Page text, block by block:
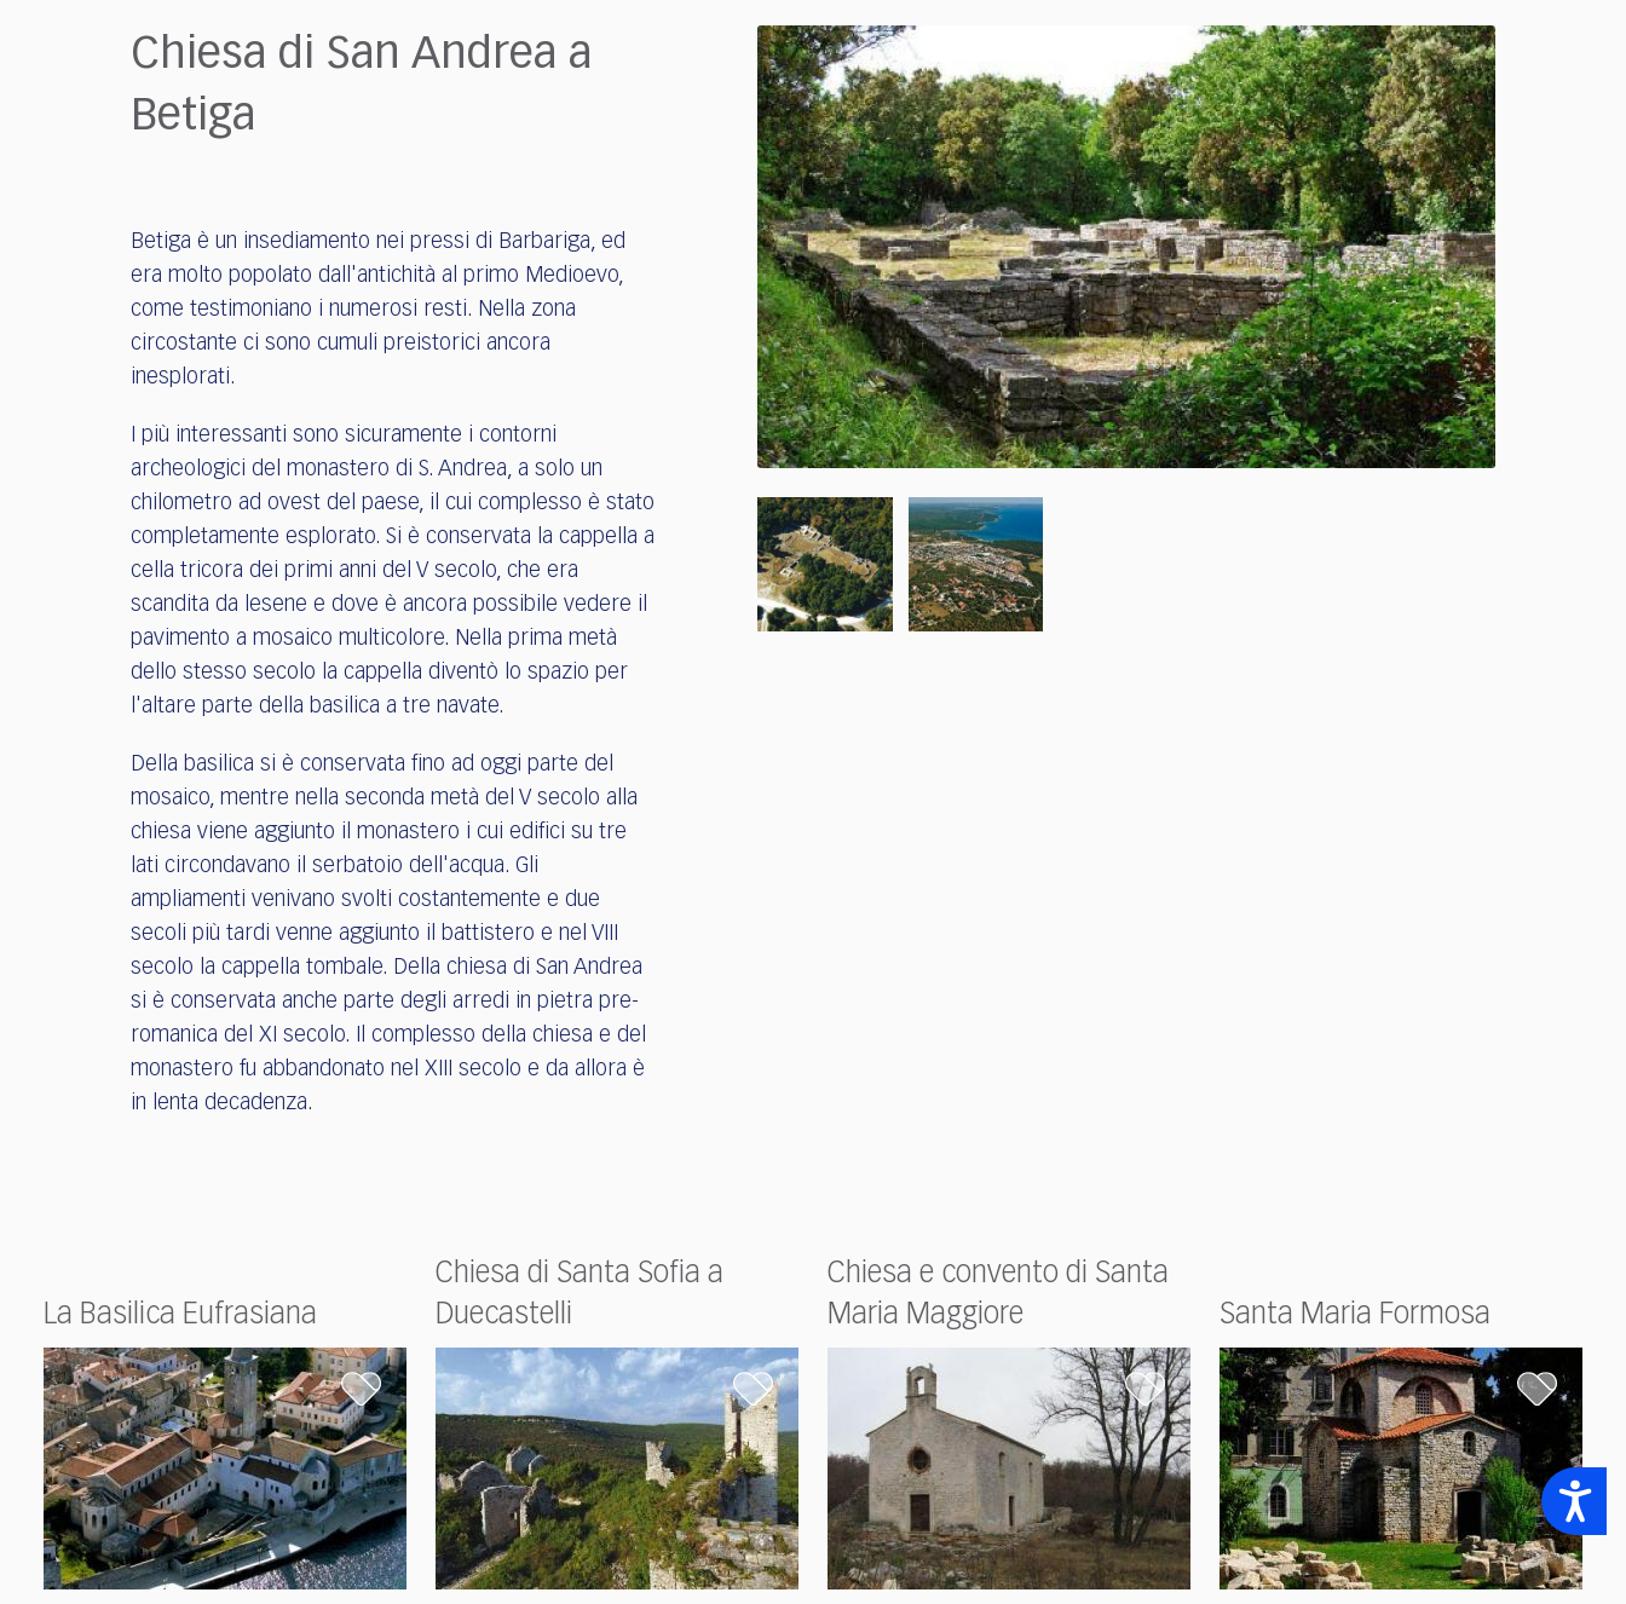
Accessibility
Chiesa di San Andrea a
Betiga
Betiga è un insediamento nei pressi di Barbariga, ed
era molto popolato dall'antichità al primo Medioevo,
come testimoniano i numerosi resti. Nella zona
circostante ci sono cumuli preistorici ancora
inesplorati.
I più interessanti sono sicuramente i contorni
archeologici del monastero di S. Andrea, a solo un
chilometro ad ovest del paese, il cui complesso è stato
completamente esplorato. Si è conservata la cappella a
cella tricora dei primi anni del V secolo, che era
scandita da lesene e dove è ancora possibile vedere il
pavimento a mosaico multicolore. Nella prima metà
dello stesso secolo la cappella diventò lo spazio per
l'altare parte della basilica a tre navate.
Della basilica si è conservata fino ad oggi parte del
mosaico, mentre nella seconda metà del V secolo alla
chiesa viene aggiunto il monastero i cui edifici su tre
lati circondavano il serbatoio dell'acqua. Gli
ampliamenti venivano svolti costantemente e due
secoli più tardi venne aggiunto il battistero e nel VIII
secolo la cappella tombale. Della chiesa di San Andrea
si è conservata anche parte degli arredi in pietra pre-
romanica del XI secolo. Il complesso della chiesa e del
monastero fu abbandonato nel XIII secolo e da allora è
in lenta decadenza.
La Basilica Eufrasiana
Chiesa di Santa Sofia a
Duecastelli
Chiesa e convento di Santa
Maria Maggiore
Santa Maria Formosa